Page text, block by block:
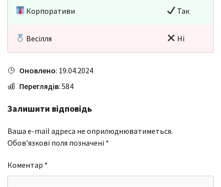
Корпоративи Так
Весілля Ні
Оновлено: 19.04.2024
Переглядів: 584
Залишити відповідь
Ваша e-mail адреса не оприлюднюватиметься.
Обов’язкові поля позначені *
Коментар *